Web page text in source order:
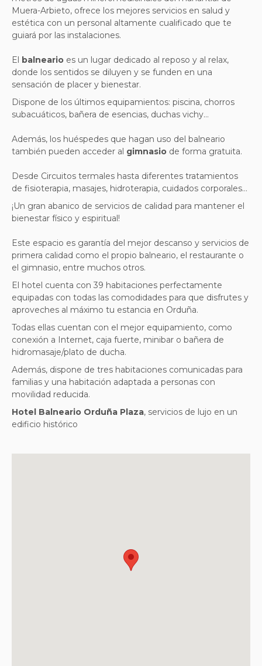
Muera-Arbieto, ofrece los mejores servicios en salud y
estética con un personal altamente cualificado que te
guiará por las instalaciones.
El balneario es un lugar dedicado al reposo y al relax,
donde los sentidos se diluyen y se funden en una
sensación de placer y bienestar.
Dispone de los últimos equipamientos: piscina, chorros
subacuáticos, bañera de esencias, duchas vichy…
Además, los huéspedes que hagan uso del balneario
también pueden acceder al gimnasio de forma gratuita.
Desde Circuitos termales hasta diferentes tratamientos
de fisioterapia, masajes, hidroterapia, cuidados corporales…
¡Un gran abanico de servicios de calidad para mantener el
bienestar físico y espiritual!
Este espacio es garantía del mejor descanso y servicios de
primera calidad como el propio balneario, el restaurante o
el gimnasio, entre muchos otros.
El hotel cuenta con 39 habitaciones perfectamente
equipadas con todas las comodidades para que disfrutes y
aproveches al máximo tu estancia en Orduña.
Todas ellas cuentan con el mejor equipamiento, como
conexión a Internet, caja fuerte, minibar o bañera de
hidromasaje/plato de ducha.
Además, dispone de tres habitaciones comunicadas para
familias y una habitación adaptada a personas con
movilidad reducida.
Hotel Balneario Orduña Plaza, servicios de lujo en un
edificio histórico